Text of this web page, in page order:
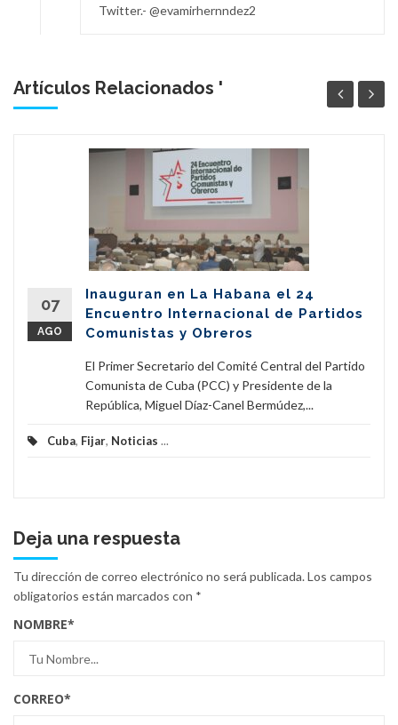
Twitter.- @evamirhernndez2
Artículos Relacionados '
07
AGO
Inauguran en La Habana el 24
Encuentro Internacional de Partidos
Comunistas y Obreros
El Primer Secretario del Comité Central del Partido
Comunista de Cuba (PCC) y Presidente de la
República, Miguel Díaz-Canel Bermúdez,...
Cuba, Fijar, Noticias ...
Deja una respuesta
Tu dirección de correo electrónico no será publicada.Los campos
obligatorios están marcados con *
NOMBRE*
CORREO*